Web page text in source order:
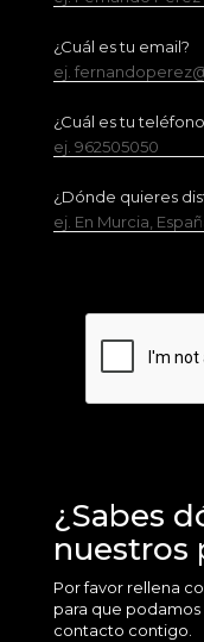
¿Cuál es tu email?
ej.
¿Cuál es tu
ej. 962505050
¿Dónde quieres
ej. En Murcia,
¿Sabes
nuestros
Por favor rellena
para que podamos
contacto contigo.